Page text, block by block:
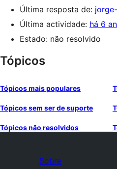
Última resposta de:
Última actividade: há 6
Estado: não resolvido
Tópicos
Tópicos mais populares
Tópicos sem ser de suporte
Tópicos não resolvidos
Sobre